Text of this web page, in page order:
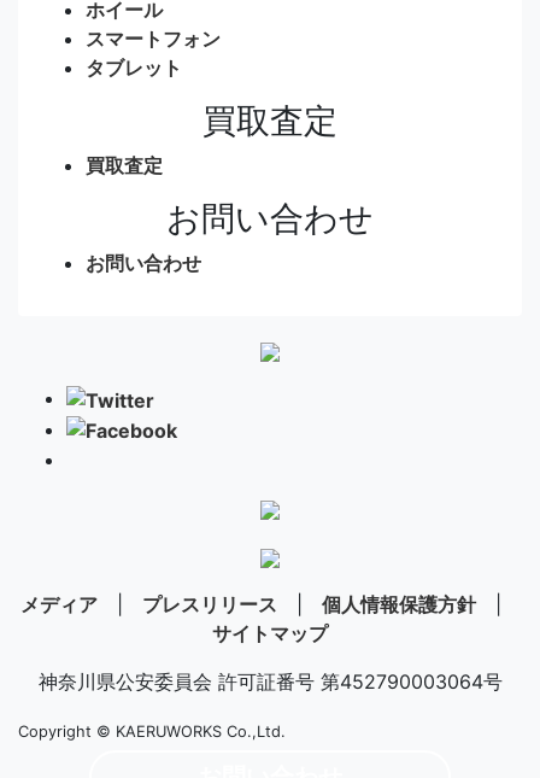
ホイール
スマートフォン
タブレット
買取査定
買取査定
お問い合わせ
お問い合わせ
メディア| プレスリリース 個人情報保護方針|
サイトマップ
神奈川県公安委員会 許可証番号 第452790003064号
Copyright © KAERUWORKS Co.,Ltd.